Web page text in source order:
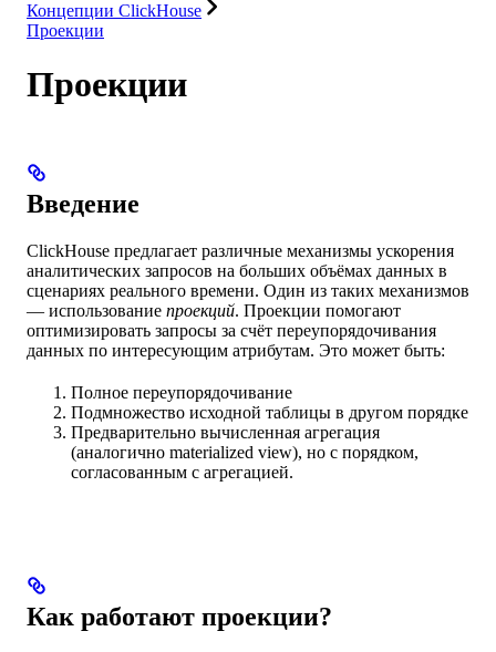
Концепции ClickHouse
Проекции
Проекции
Введение
ClickHouse предлагает различные механизмы ускорения
аналитических запросов на больших объёмах данных в
сценариях реального времени. Один из таких механизмов
— использование проекций. Проекции помогают
оптимизировать запросы за счёт переупорядочивания
данных по интересующим атрибутам. Это может быть:
Полное переупорядочивание
Подмножество исходной таблицы в другом порядке
Предварительно вычисленная агрегация
(аналогично materialized view), но с порядком,
согласованным с агрегацией.
Как работают проекции?